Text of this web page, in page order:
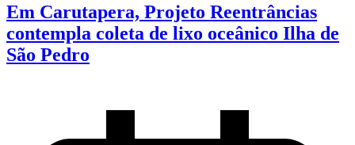
Em Carutapera, Projeto Reentrâncias
contempla coleta de lixo oceânico Ilha de
São Pedro